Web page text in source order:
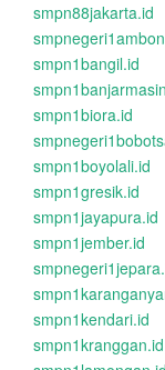
smpn88jakarta.id
smpn1bangil.id
smpn1biora.id
smpn1boyolali.id
smpn1gresik.id
smpn1jayapura.id
smpn1jember.id
smpn1kendari.id
smpn1kranggan.id